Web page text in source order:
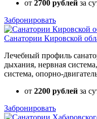
от 2700 рублей за
Забронировать
Санатории Кировской
Лечебный профиль
дыхания, нервная
система, опорно-
от 2200 рублей за
Забронировать